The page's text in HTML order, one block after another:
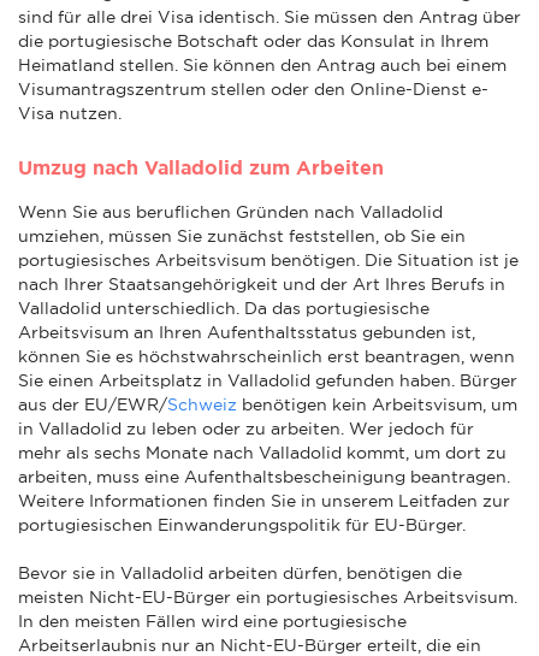
sind für alle drei Visa identisch. Sie müssen den Antrag über
die portugiesische Botschaft oder das Konsulat in Ihrem
Heimatland stellen. Sie können den Antrag auch bei einem
Visumantragszentrum stellen oder den Online-Dienst e-
Visa nutzen.
Umzug nach Valladolid zum Arbeiten
Wenn Sie aus beruflichen Gründen nach Valladolid
umziehen, müssen Sie zunächst feststellen, ob Sie ein
portugiesisches Arbeitsvisum benötigen. Die Situation ist je
nach Ihrer Staatsangehörigkeit und der Art Ihres Berufs in
Valladolid unterschiedlich. Da das portugiesische
Arbeitsvisum an Ihren Aufenthaltsstatus gebunden ist,
können Sie es höchstwahrscheinlich erst beantragen, wenn
Sie einen Arbeitsplatz in Valladolid gefunden haben. Bürger
aus der EU/EWR/Schweiz benötigen kein Arbeitsvisum, um
in Valladolid zu leben oder zu arbeiten. Wer jedoch für
mehr als sechs Monate nach Valladolid kommt, um dort zu
arbeiten, muss eine Aufenthaltsbescheinigung beantragen.
Weitere Informationen finden Sie in unserem Leitfaden zur
portugiesischen Einwanderungspolitik für EU-Bürger.
Bevor sie in Valladolid arbeiten dürfen, benötigen die
meisten Nicht-EU-Bürger ein portugiesisches Arbeitsvisum.
In den meisten Fällen wird eine portugiesische
Arbeitserlaubnis nur an Nicht-EU-Bürger erteilt, die ein